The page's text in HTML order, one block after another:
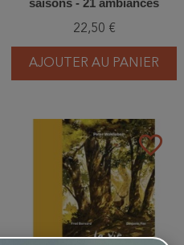
saisons - 21 ambiances
22,50 €
AJOUTER AU PANIER
favorite_border